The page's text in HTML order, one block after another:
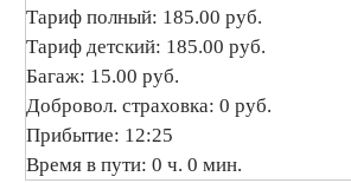
Тариф полный: 185.00 руб.
Тариф детский: 185.00 руб.
Багаж: 15.00 руб.
Добровол. страховка: 0 руб.
Прибытие: 12:25
Время в пути: 0 ч. 0 мин.